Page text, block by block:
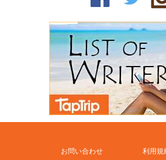
お問い合わせ 利用規